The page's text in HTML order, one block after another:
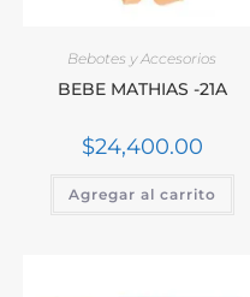
Bebotes y Accesorios
BEBE MATHIAS -21A
$24,400.00
Agregar al carrito